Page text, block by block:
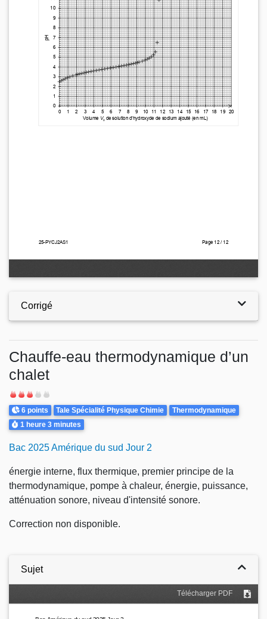
Corrigé
Chauffe-eau thermodynamique d’un
chalet
Difficulté
Points
6 points Theme
Tale Spécialité Physique Chimie Thermodynamique
Durée
1 heure 3 minutes
Bac 2025 Amérique du sud Jour 2
énergie interne, flux thermique, premier principe de la
thermodynamique, pompe à chaleur, énergie, puissance,
atténuation sonore, niveau d'intensité sonore.
Correction non disponible.
Sujet